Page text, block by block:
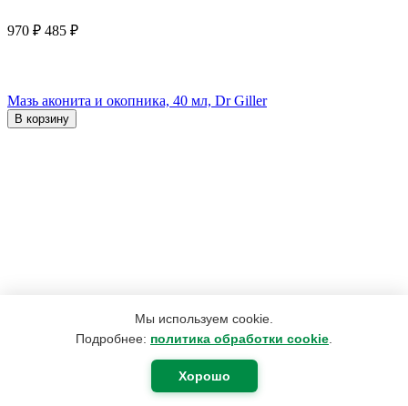
Мы используем cookie.
Подробнее: политика обработки cookie
Хорошо
970 ₽ 485 ₽
Мазь аконита и окопника, 40 мл, Dr Giller
В корзину